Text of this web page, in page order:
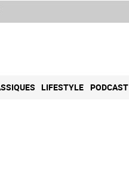
LIFESTYLE PODCAST